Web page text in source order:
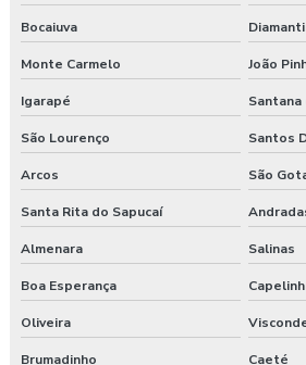
Laudo sst esocial
Laudo técnico ergonômico
Medicina do trabalho
Orçamento laudo ergonômico
Pgr rural
Pgr segurança do trabalho
Pgr segurança do trabalho esocial
Bocaiuva
Monte Carmelo João
Igarapé Santana
São Lourenço Santos
Arcos São
Santa Rita do Sapucaí
Almenara Salinas
Boa Esperança
Oliveira
Brumadinho Caeté